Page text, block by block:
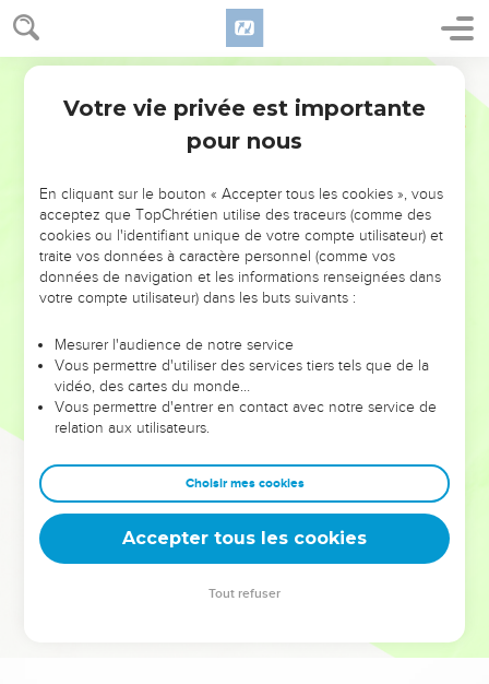
NE MANQUEZ PAS L’ÉVÉNEMENT
DE L’ANNÉE !
ET SI LEURS ERREURS POUVAIENT VOUS ÉVITER LES
VOTRES ?
leur foi ou leur vision. Mais on voit moins les doutes, les erreurs
et les saisons difficiles qu'ils ont traversés, alors même que ce
sont elles qui les ont façonnés.
Dans cette conférence, leaders, entrepreneurs, et responsables
clés pour avancer avec plus de sagesse afin que leurs erreurs
deviennent vos tremplins. Que vous guidiez un ministère, une
équipe, un groupe ou une famille, leur expérience est faite
Votre vie privée est importante
pour nous
En cliquant sur le bouton « Accepter tous les cookies », vous
acceptez que TopChrétien utilise des traceurs (comme des
cookies ou l'identifiant unique de votre compte utilisateur) et
traite vos données à caractère personnel (comme vos
données de navigation et les informations renseignées dans
votre compte utilisateur) dans les buts suivants :
Mesurer l'audience de notre service
Vous permettre d'utiliser des services tiers tels que de la
vidéo, des cartes du monde…
Vous permettre d'entrer en contact avec notre service de
relation aux utilisateurs.
Choisir mes cookies
Accepter tous les cookies
Tout refuser